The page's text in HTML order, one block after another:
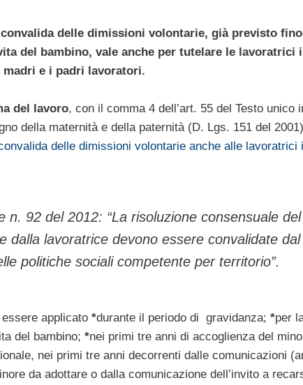
convalida delle dimissioni volontarie, già previsto
del bambino, vale anche per tutelare le lavoratrici
madri e i padri lavoratori.
del lavoro, con il comma 4 dell’art. 55 del Testo unico
della maternità e della paternità (D. Lgs. 151 del
delle dimissioni volontarie anche alle lavoratrici
n. 92 del 2012: “La risoluzione consensuale del
dalla lavoratrice devono essere convalidate dal
politiche sociali competente per territorio”.
applicato *durante il periodo di gravidanza; *per
del bambino; *nei primi tre anni di accoglienza del
nei primi tre anni decorrenti dalle comunicazioni
da adottare o dalla comunicazione dell’invito a